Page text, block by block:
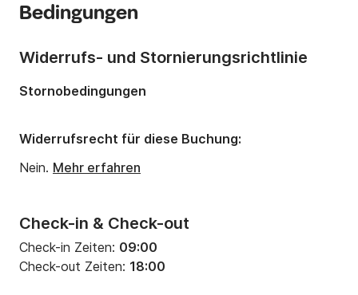
Anzahl Plätze an Bord:
Bedingungen
Check-in & Check-out
Check-in Zeiten: 09:00
Check-out Zeiten: 18:00
Widerrufs- und Stornierungsrichtlinie
Stornobedingungen
Widerrufsrecht für diese Buchung:
Nein. Mehr erfahren